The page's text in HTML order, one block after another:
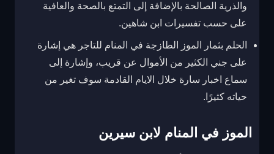
والذرية الصالحة بالإضافة إلى التمتع بالصحة والعافية
على حسب تفسيرات ابن شاهين.
الحلم بثمار الموز الطازجة في المنام للتاجر هي إشارة
على جني الكثير من الأموال عن قريب، وإشارة إلى
سماع اخبار سارة خلال الايام القادمة سوف تغير من
حياته كثيرًا.
الموز في المنام لابن سيرين